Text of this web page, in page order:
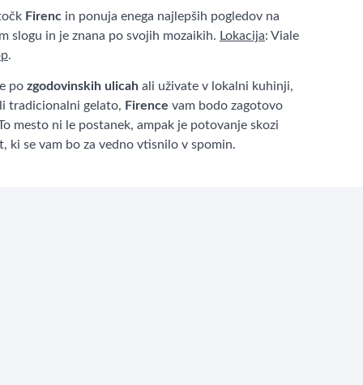
Firenc in ponuja enega najlepših pogledov na
slogu in je znana po svojih mozaikih. Lokacija: Viale
.
po zgodovinskih ulicah ali uživate v lokalni kuhinji,
tradicionalni gelato, Firence vam bodo zagotovo
mesto ni le postanek, ampak je potovanje skozi
ki se vam bo za vedno vtisnilo v spomin.